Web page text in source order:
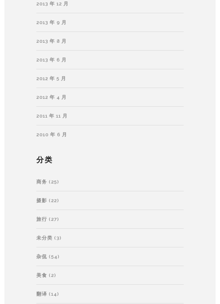
2013 年 12 月
2013 年 9 月
2013 年 8 月
2013 年 6 月
2012 年 5 月
2012 年 4 月
2011 年 11 月
2010 年 6 月
分类
商务 (25)
摄影 (22)
旅行 (27)
未分类 (3)
杂侃 (54)
美食 (2)
翻译 (14)